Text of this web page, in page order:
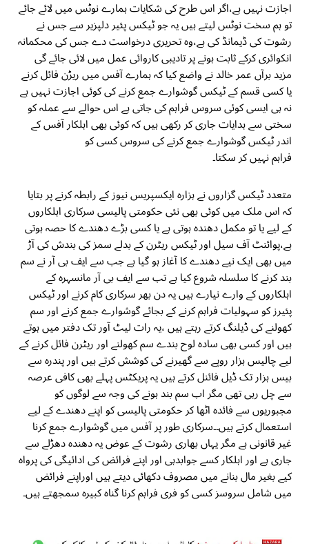
اجازت نہیں ہے،اگر اس طرح کی شکایات ہمارے نوٹس میں لائے جائے
تو ہم سخت نوٹس لیتے ہیں یہ جو ٹیکس پئیر دلپزیر سے جس نے
رشوت کی ڈیمانڈ کی ہے،وہ تحریری درخواست دے جس کی محکمانہ
انکوائری کرکے ثابت ہونے پر تادیبی کاروائی عمل میں لائی جائے گی
مزید برآں عمر خالد نے واضع کیا کہ ہمارے آفس میں ریڑن فائل کرنے
یا کسی قسم کے ٹیکس گوشوارے جمع کرنے کی کوئی اجازت نہیں ہے
نہ ہی ایسی کوئی سروس فراہم کی جاتی ہے اس حوالے سے عملہ کو
سختی سے ہدایات جاری کر رکھی ہیں کہ کوئی بھی اہلکار آفس کے
اندر ٹیکس گوشوارے جمع کرنے کی سروس کسی کو
فراہم نہیں کر سکتا۔
متعدد ٹیکس گزاروں نے ہزارہ ایکسپریس نیوز کے رابطہ کرنے پر بتایا
کہ اس ملک میں کوئی بھی نئی حکومتی پالیسی سرکاری اہلکاروں
کے لیے یا تو مکمل دھندہ ہوتی ہے یا کسی بڑے دھندے کا حصہ ہوتی
ہے،پوائنٹ آف سیل اور ٹیکس ریٹرن کے بدلے سمز کی بندش کی آڑ
میں بھی ایک نیے دھندے کا آغاز ہو گیا ہے جب سے ایف بی آر نے سم
بند کرنے کا سلسلہ شروع کیا ہے تب سے ایف بی آر مانسہرہ کے
اہلکاروں کے وارے نیارے ہیں یہ دن بھر سرکاری کام کرنے اور ٹیکس
پئیرز کو سہولیات فراہم کرنے کے بجائے گوشوارے جمع کرنے اور سم
کھولنے کی ڈیلنگ کرتے رہتے ہیں ،یہ رات لیٹ آور تک دفتر میں ہوتے
ہیں اور کسی بھی سادہ لوح بندے سم کھولنے اور ریٹرن فائل کرنے کے
لیے چالیس ہزار روپے سے گھیرنے کی کوشش کرتے ہیں اور پندرہ سے
بیس ہزار تک ڈیل فائنل کرتے ہیں یہ پریکٹس پہلے بھی کافی عرصہ
سے چل رہی تھی مگر اب سم بند ہونے کی وجہ سے لوگوں کو
مجبوریوں سے فائدہ اٹھا کر حکومتی پالیسی کو اپنے دھندے کے لیے
استعمال کرتے ہیں۔۔سرکاری طور پر آفس میں گوشوارے جمع کرنا
غیر قانونی ہے مگر یہاں بھاری رشوت کے عوض یہ دھندہ دھڑلے سے
جاری ہے اور اہلکار کسے جوابدہی اور اپنے فرائض کی ادائیگی کی پرواہ
کیے بغیر مال بنانے میں مصروف دکھائی دیتے ہیں اوراپنے فرائض
میں شامل سروسز کسی کو فری فراہم کرنا گناہ کبیرہ سمجھتے ہیں۔